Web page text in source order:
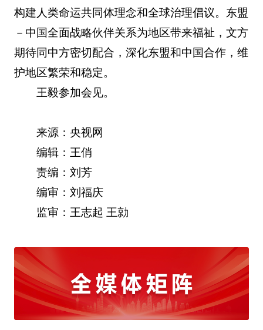
构建人类命运共同体理念和全球治理倡议。东盟
－中国全面战略伙伴关系为地区带来福祉，文方
期待同中方密切配合，深化东盟和中国合作，维
护地区繁荣和稳定。
王毅参加会见。
来源：央视网
编辑：王俏
责编：刘芳
编审：刘福庆
监审：王志起 王勍